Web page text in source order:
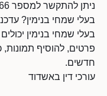
ניתן להתקשר למספר 088660666.
בעלי שמחי בנימין?
בעלי שמחי בנימין
פרטים, להוסיף תמונות,
חדשים.
עורכי דין באשדוד